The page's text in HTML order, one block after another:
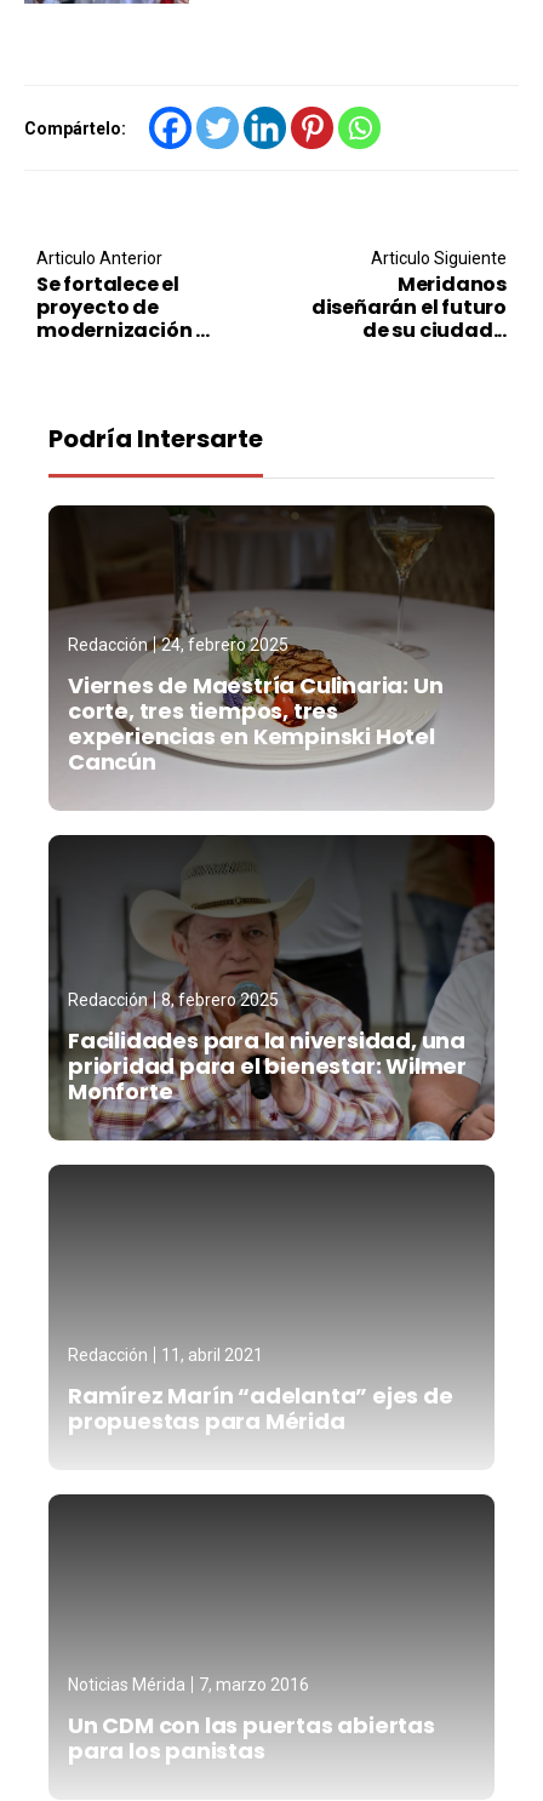
Compártelo:
Post navigation
Articulo Anterior
Se fortalece el
proyecto de
modernización ...
Articulo Siguiente
Meridanos
diseñarán el futuro
de su ciudad...
Podría Intersarte
Redacción 24, febrero 2025
Viernes de Maestría Culinaria: Un
corte, tres tiempos, tres
experiencias en Kempinski Hotel
Cancún
Redacción 8, febrero 2025
Facilidades para la niversidad, una
prioridad para el bienestar: Wilmer
Monforte
Redacción 11, abril 2021
Ramírez Marín “adelanta” ejes de
propuestas para Mérida
Noticias Mérida 7, marzo 2016
Un CDM con las puertas abiertas
para los panistas